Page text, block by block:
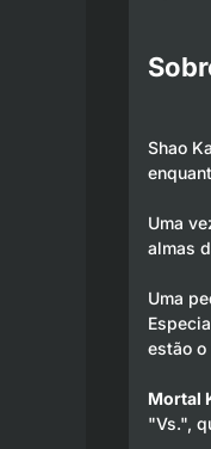
Shao
Uma
almas
Uma
estão o
Mortal
"Vs.",